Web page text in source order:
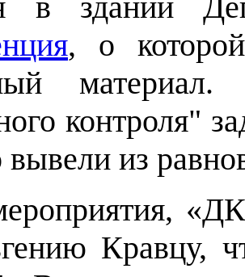
, о
контроля"
вывели из
Кравцу,